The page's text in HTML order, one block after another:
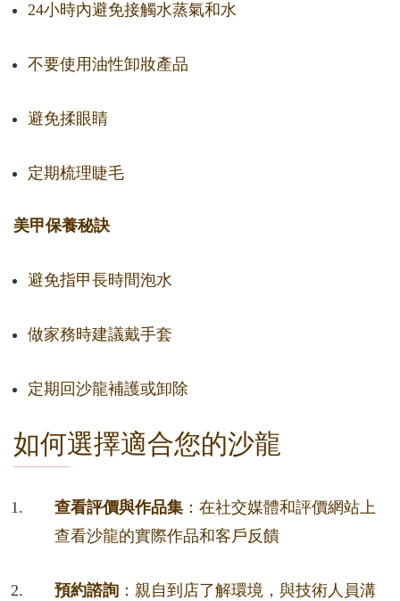
24小時內避免接觸水蒸氣和水
不要使用油性卸妝產品
避免揉眼睛
定期梳理睫毛
美甲保養秘訣
避免指甲長時間泡水
做家務時建議戴手套
定期回沙龍補護或卸除
如何選擇適合您的沙龍
查看評價與作品集 ：在社交媒體和評價網站上
查看沙龍的實際作品和客戶反饋
預約諮詢 ：親自到店了解環境，與技術人員溝